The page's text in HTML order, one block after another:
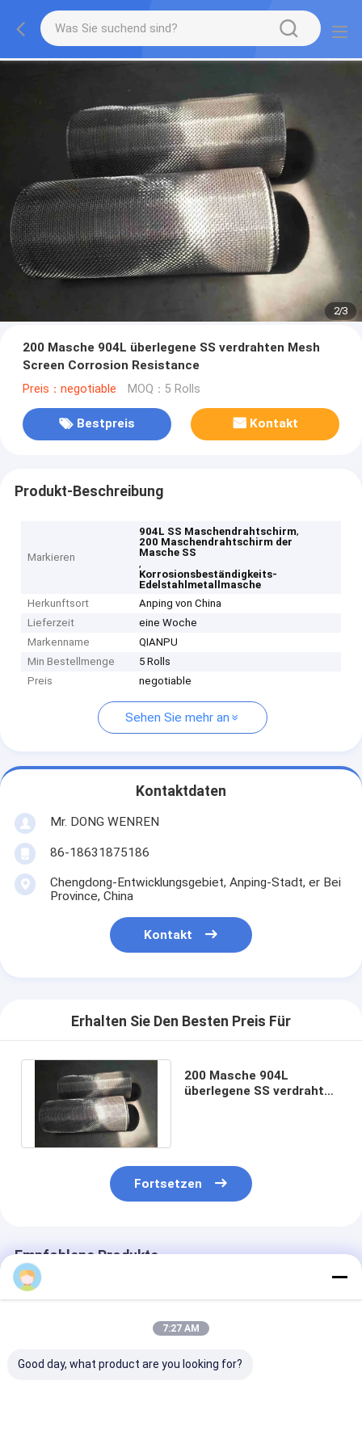
2/3
200 Masche 904L überlegene SS verdrahten Mesh
Screen Corrosion Resistance
Preis：negotiable MOQ：5 Rolls
Bestpreis Kontakt
Produkt-Beschreibung
Markieren
904L SS Maschendrahtschirm,
200 Maschendrahtschirm der
Masche SS
,
Korrosionsbeständigkeits-
Edelstahlmetallmasche
Herkunftsort
Anping von China
Lieferzeit
eine Woche
Markenname
QIANPU
Min Bestellmenge
5 Rolls
Preis
negotiable
Sehen Sie mehr an
Kontaktdaten
Mr. DONG WENREN
86-18631875186
Chengdong-Entwicklungsgebiet, Anping-Stadt, er Bei
Province, China
Kontakt
Erhalten Sie Den Besten Preis Für
200 Masche 904L
überlegene SS verdrahten
Fortsetzen
Empfohlene Produkte
7:27 AM
Good day, what product are you looking for?